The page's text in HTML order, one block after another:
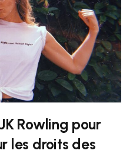
Rowling pour
les droits des